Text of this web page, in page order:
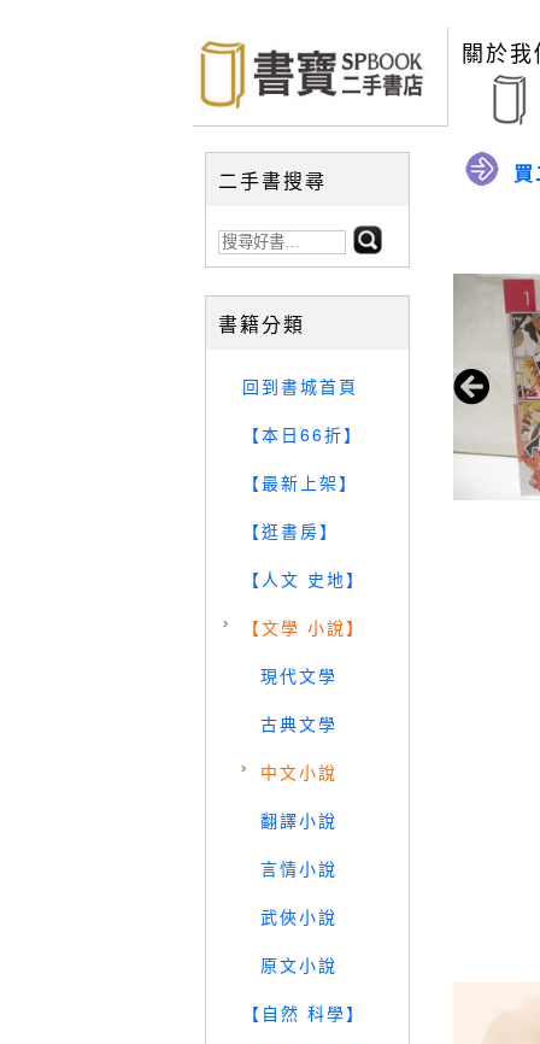
關於我
二手書搜尋
書籍分類
回到書城首頁
【本日66折】
【最新上架】
【逛書房】
【人文 史地】
【文學 小說】
現代文學
古典文學
中文小說
翻譯小說
言情小說
武俠小說
原文小說
【自然 科學】